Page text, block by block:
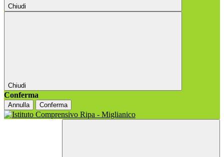
Chiudi
Chiudi
Conferma
Annulla Conferma